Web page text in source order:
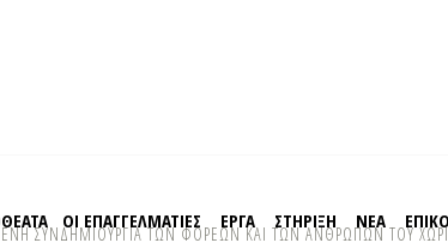
ΟΙ ΕΠΑΓΓΕΛΜΑΤΙΕΣ EΡΓΑ ΣΤΗΡΙΞΗ ΝΕΑ
ΣΥΝΔΗΜΙΟΥΡΓΙΑ ΤΩΝ ΦΟΡΕΩΝ ΚΑΙ ΤΩΝ ΑΝΘΡΩΠΩΝ ΤΟΥ